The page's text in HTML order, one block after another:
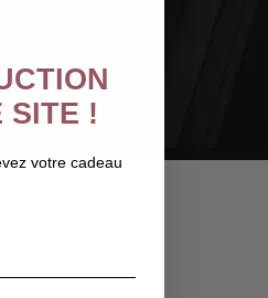
SITE !
votre cadeau